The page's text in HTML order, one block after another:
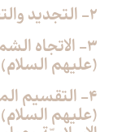
2- التجديد والتغيير في النبوّة
3- الاتجاه
(عليهم السلام)
4- التقسيم
(عليهم